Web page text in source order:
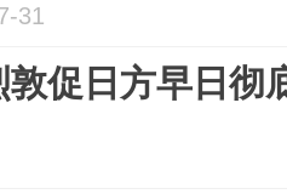
31
促日方早日彻